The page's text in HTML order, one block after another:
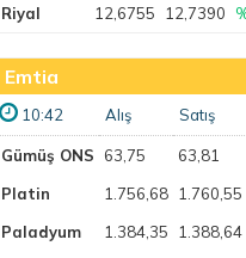
Riyal 12,6755 12,7390
Emtia
10:42 Alış Satış
Gümüş ONS 63,75 63,81
Platin
1.756,68 1.760,55
Paladyum
1.384,35 1.388,64